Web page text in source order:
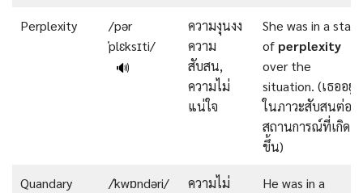
Perplexity
/pər
ˈplɛksɪti/
🔊
ความงุนงง
ความ
สับสน,
ความไม่
แน่ใจ
She was in a state
of perplexity
over the
situation. (เธออยู่
ในภาวะสับสนต่อ
สถานการณ์ที่เกิด
ขึ้น)
Quandary
/ˈkwɒndəri/
ความไม่
He was in a